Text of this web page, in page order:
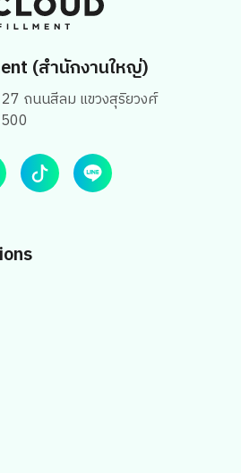
(สำนักงานใหญ่)
ถนนสีลม แขวงสุริยวงศ์